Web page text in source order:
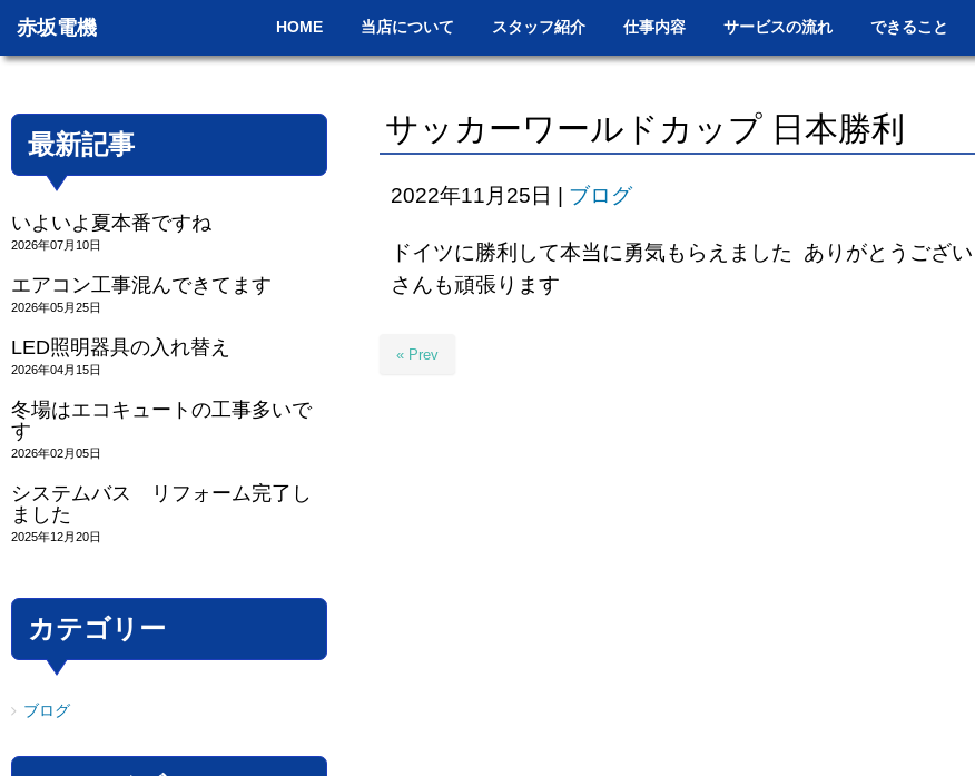
赤坂電機 HOME 当店について スタッフ紹介 仕事内容 サービスの流れ できること
サッカーワールドカップ 日本勝利
2022年11月25日 ブログ
ドイツに勝利して本当に勇気もらえました ありがとうござ
さんも頑張ります
« Prev
最新記事
いよいよ夏本番ですね
2026年07月10日
エアコン工事混んできてます
2026年05月25日
LED照明器具の入れ替え
2026年04月15日
冬場はエコキュートの工事多いで
す
2026年02月05日
システムバス リフォーム完了し
ました
2025年12月20日
カテゴリー
ブログ